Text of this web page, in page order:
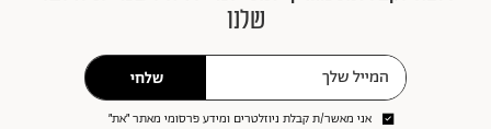
שלנו
שלחי
אני מאשר/ת קבלת ניוזלטרים ומידע פרסומי מאתר ״את״